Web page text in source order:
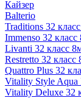
Кайзер
Balterio
Traditions 32
Immenso 32
Livanti 32 класс
Restretto 32 класс
Quattro Plus 32
Vitality Style Aqua
Vitality Deluxe 32